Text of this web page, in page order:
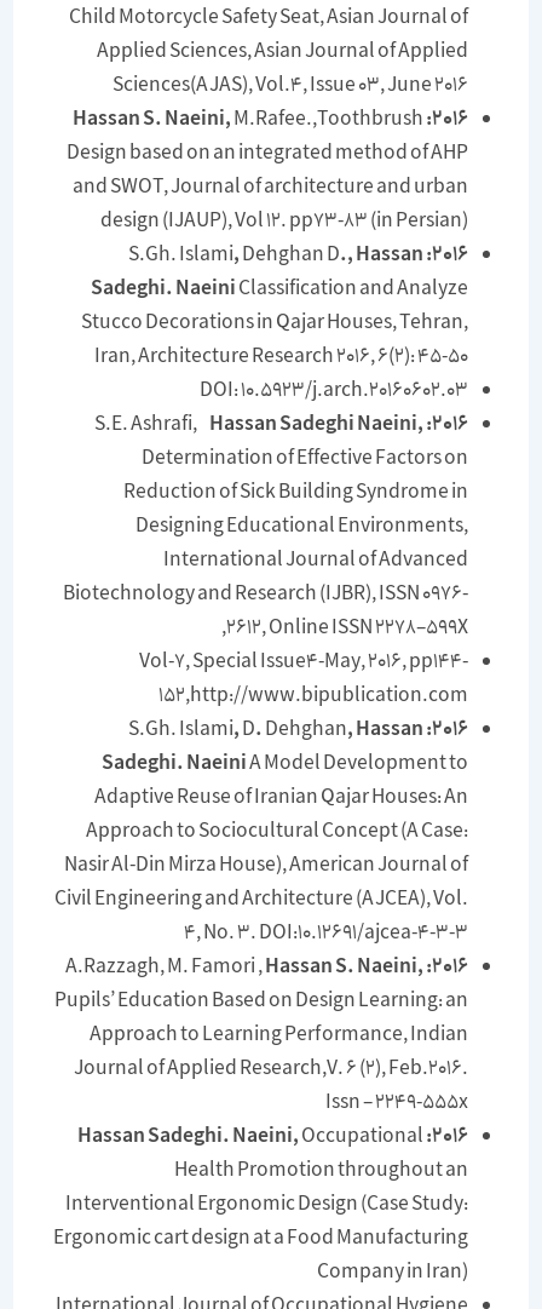
Child Motorcycle Safety Seat, Asian Journal of
Applied Sciences, Asian Journal of Applied
Sciences(AJAS), Vol.4, Issue 03, June 2016
2016: Hassan S. Naeini,
M.Rafee.,Toothbrush
Design based on an integrated method of AHP
and SWOT, Journal of architecture and urban
design (IJAUP), Vol 12. pp73-83 (in Persian)
2016:
,Dehghan D., Hassan
Sadeghi.NaeiniClassification and Analyze
Stucco Decorations in Qajar Houses, Tehran,
Iran, Architecture Research 2016, 6(2): 45-50
DOI: 10.5923/j.arch.20160602.03
2016:
Hassan Sadeghi Naeini,
Determination of Effective Factors on
Reduction of Sick Building Syndrome in
Designing Educational Environments,
International Journal of Advanced
Biotechnology and Research (IJBR), ISSN 0976-
2612, Online ISSN 2278–599X,
Vol-7, Special Issue4-May, 2016, pp144-
152,http://www.bipublication.com
2016:
,D.Dehghan, Hassan
Sadeghi.NaeiniA Model Development to
Adaptive Reuse of Iranian Qajar Houses: An
Approach to Sociocultural Concept (A Case:
Nasir Al-Din Mirza House), American Journal of
Civil Engineering and Architecture (AJCEA), Vol.
4, No. 3. DOI:10.12691/ajcea-4-3-3
2016:
A.Razzagh, M. Famori ,HassanS. Naeini,
Pupils’ Education Based on Design Learning: an
Approach to Learning Performance, Indian
Journal of Applied Research,V. 6 (2), Feb.2016.
Issn – 2249-555x
2016: Hassan Sadeghi. Naeini,
Occupational
Health Promotion throughout an
Interventional Ergonomic Design (Case Study:
Ergonomic cart design at a Food Manufacturing
Company in Iran)